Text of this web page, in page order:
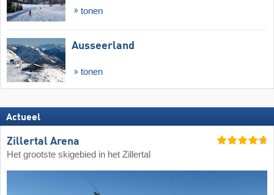
tonen
Ausseerland
tonen
Actueel
Zillertal Arena
Het grootste skigebied in het Zillertal